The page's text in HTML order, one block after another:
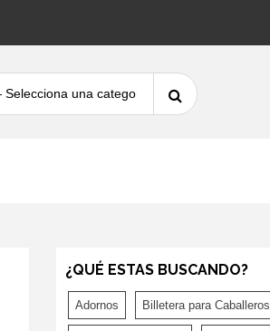
Search
for:
¿QUÉ ESTAS BUSCANDO?
Adornos Billetera para Caballeros